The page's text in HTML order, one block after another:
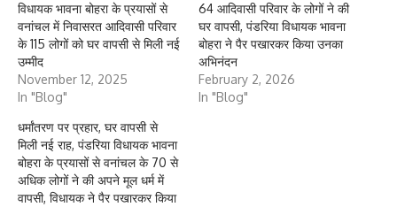
विधायक भावना बोहरा के प्रयासों से
वनांचल में निवासरत आदिवासी परिवार
के 115 लोगों को घर वापसी से मिली नई
उम्मीद
November 12, 2025
In "Blog"
64 आदिवासी परिवार के लोगों ने की
घर वापसी, पंडरिया विधायक भावना
बोहरा ने पैर पखारकर किया उनका
अभिनंदन
February 2, 2026
In "Blog"
धर्मांतरण पर प्रहार, घर वापसी से
मिली नई राह, पंडरिया विधायक भावना
बोहरा के प्रयासों से वनांचल के 70 से
अधिक लोगों ने की अपने मूल धर्म में
वापसी, विधायक ने पैर पखारकर किया